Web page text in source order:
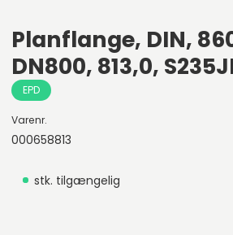
Planflange, DIN,
DN800, 813,0,
EPD
Varenr.
000658813
stk. tilgængelig